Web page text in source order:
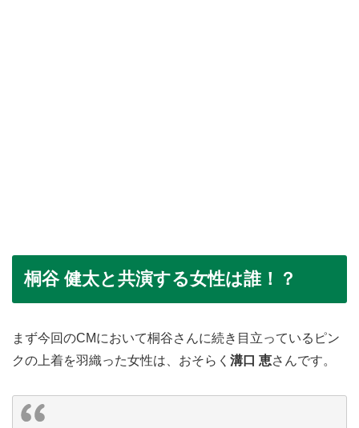
桐谷 健太と共演する女性は誰！？
まず今回のCMにおいて桐谷さんに続き目立っているピン
クの上着を羽織った女性は、おそらく 溝口 恵さんです。